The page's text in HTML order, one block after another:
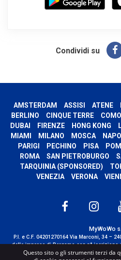
Condividi su
AMSTERDAM ASSISI ATENE
BERLINO
CINQUE TERRE COMO
DUBAI
FIRENZE HONG KONG
MIAMI
MILANO MOSCA
PARIGI
PECHINO PISA
ROMA
SAN PIETROBURGO
TARQUINIA (SPONSORED)
VENEZIA
VERONA
MyWoWo
P.I. e C.F. 04201270164 Via Marconi, 34 –
delle imprese di Bergamo con n° iscrizione
TERMS AND
Questo sito o gli strumenti terzi da